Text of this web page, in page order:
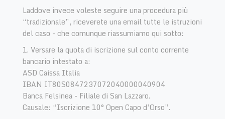
Laddove invece voleste seguire una procedura più
“tradizionale”, riceverete una email tutte le istruzioni
del caso - che comunque riassumiamo qui sotto:
1. Versare la quota di iscrizione sul conto corrente
bancario intestato a:
ASD Caissa Italia
IBAN IT80S0847237072040000040904
Banca Felsinea - Filiale di San Lazzaro.
Causale: “Iscrizione 10° Open Capo d’Orso”.